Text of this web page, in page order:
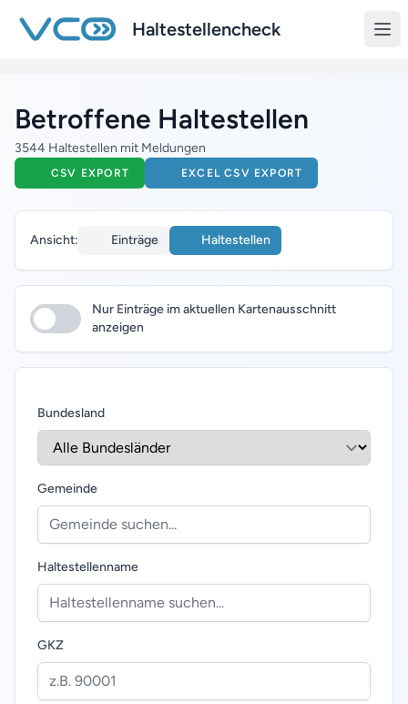
Haltestellencheck
Betroffene Haltestellen
3544 Haltestellen mit Meldungen
CSV EXPORT EXCEL CSV EXPORT
Ansicht: Einträge Haltestellen
Nur Einträge im aktuellen Kartenausschnitt
anzeigen
Bundesland
Gemeinde
Haltestellenname
GKZ